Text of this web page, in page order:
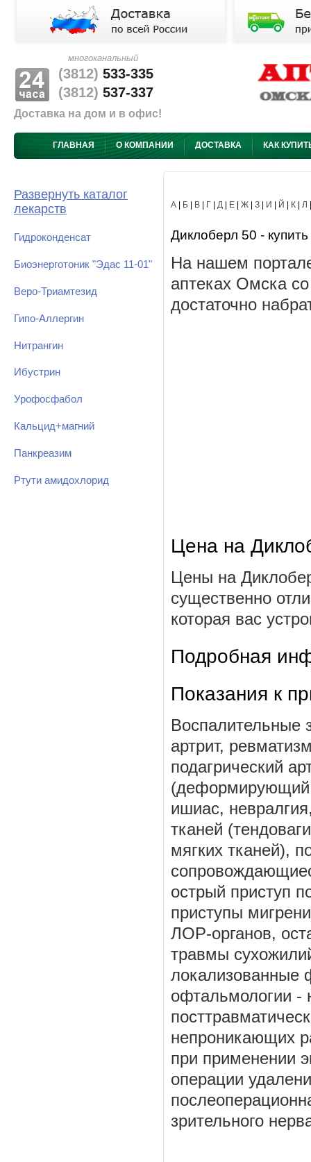
многоканальный
(3812) 533-335
(3812) 537-337
Доставка на дом и в офис!
ГЛАВНАЯ О КОМПАНИИ ДОСТАВКА КАК
Развернуть каталог
лекарств
Гидроконденсат
Биоэнерготоник "Эдас 11-01"
Веро-Триамтезид
Гипо-Аллергин
Нитрангин
Ибустрин
Урофосфабол
Кальцид+магний
Панкреазим
Ртути амидохлорид
А Б В Г Д Е Ж З И Й К Л
Диклоберл 50 -
На нашем
аптеках Омска
достаточно
Цена на
Цены на
существенно
которая вас
Подробная
Показания к
Воспалительные
артрит,
подагрический
(деформирующий
ишиас,
тканей
мягких тканей),
острый приступ
приступы
ЛОР-органов,
травмы
локализованные
офтальмологии -
непроникающих
при применении
операции
зрительного